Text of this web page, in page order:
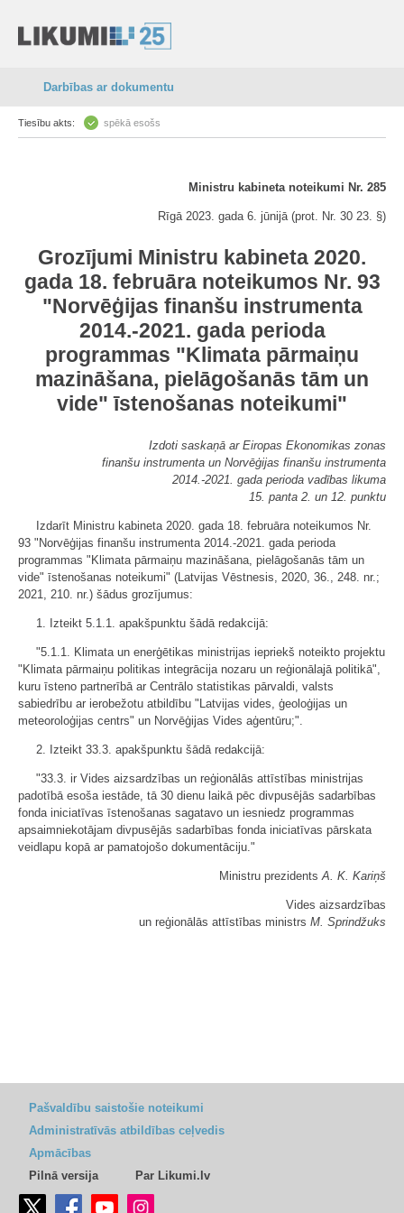
Darbības ar dokumentu
Tiesību akts: spēkā esošs
Ministru kabineta noteikumi Nr. 285
Rīgā 2023. gada 6. jūnijā (prot. Nr. 30 23. §)
Grozījumi Ministru kabineta 2020.
gada 18. februāra noteikumos Nr. 93
"Norvēģijas finanšu instrumenta
2014.-2021. gada perioda
programmas "Klimata pārmaiņu
mazināšana, pielāgošanās tām un
vide" īstenošanas noteikumi"
Izdoti saskaņā ar Eiropas Ekonomikas zonas
finanšu instrumenta un Norvēģijas finanšu instrumenta
2014.-2021. gada perioda vadības likuma
15. panta 2. un 12. punktu
Izdarīt Ministru kabineta 2020. gada 18. februāra noteikumos Nr.
93 "Norvēģijas finanšu instrumenta 2014.-2021. gada perioda
programmas "Klimata pārmaiņu mazināšana, pielāgošanās tām un
vide" īstenošanas noteikumi" (Latvijas Vēstnesis, 2020, 36., 248. nr.;
2021, 210. nr.) šādus grozījumus:
1. Izteikt 5.1.1. apakšpunktu šādā redakcijā:
"5.1.1. Klimata un enerģētikas ministrijas iepriekš noteikto projektu
"Klimata pārmaiņu politikas integrācija nozaru un reģionālajā politikā",
kuru īsteno partnerībā ar Centrālo statistikas pārvaldi, valsts
sabiedrību ar ierobežotu atbildību "Latvijas vides, ģeoloģijas un
meteoroloģijas centrs" un Norvēģijas Vides aģentūru;".
2. Izteikt 33.3. apakšpunktu šādā redakcijā:
"33.3. ir Vides aizsardzības un reģionālās attīstības ministrijas
padotībā esoša iestāde, tā 30 dienu laikā pēc divpusējās sadarbības
fonda iniciatīvas īstenošanas sagatavo un iesniedz programmas
apsaimniekotājam divpusējās sadarbības fonda iniciatīvas pārskata
veidlapu kopā ar pamatojošo dokumentāciju."
Ministru prezidentsA. K. Kariņš
Vides aizsardzības
un reģionālās attīstības ministrs M. Sprindžuks
Pašvaldību saistošie noteikumi
Administratīvās atbildības ceļvedis
Apmācības
Pilnā versija
Par Likumi.lv